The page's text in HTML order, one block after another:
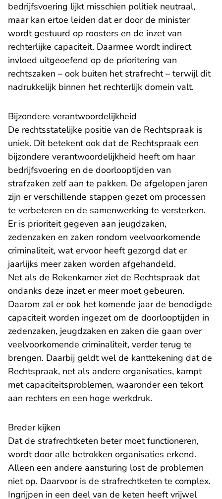
bedrijfsvoering lijkt misschien politiek neutraal,
maar kan ertoe leiden dat er door de minister
wordt gestuurd op roosters en de inzet van
rechterlijke capaciteit. Daarmee wordt indirect
invloed uitgeoefend op de prioritering van
rechtszaken – ook buiten het strafrecht – terwijl dit
nadrukkelijk binnen het rechterlijk domein valt.
Bijzondere verantwoordelijkheid
De rechtsstatelijke positie van de Rechtspraak is
uniek. Dit betekent ook dat de Rechtspraak een
bijzondere verantwoordelijkheid heeft om haar
bedrijfsvoering en de doorlooptijden van
strafzaken zelf aan te pakken. De afgelopen jaren
zijn er verschillende stappen gezet om processen
te verbeteren en de samenwerking te versterken.
Er is prioriteit gegeven aan jeugdzaken,
zedenzaken en zaken rondom veelvoorkomende
criminaliteit, wat ervoor heeft gezorgd dat er
jaarlijks meer zaken worden afgehandeld.
Net als de Rekenkamer ziet de Rechtspraak dat
ondanks deze inzet er meer moet gebeuren.
Daarom zal er ook het komende jaar de benodigde
capaciteit worden ingezet om de doorlooptijden in
zedenzaken, jeugdzaken en zaken die gaan over
veelvoorkomende criminaliteit, verder terug te
brengen. Daarbij geldt wel de kanttekening dat de
Rechtspraak, net als andere organisaties, kampt
met capaciteitsproblemen, waaronder een tekort
aan rechters en een hoge werkdruk.
Breder kijken
Dat de strafrechtketen beter moet functioneren,
wordt door alle betrokken organisaties erkend.
Alleen een andere aansturing lost de problemen
niet op. Daarvoor is de strafrechtketen te complex.
Ingrijpen in een deel van de keten heeft vrijwel